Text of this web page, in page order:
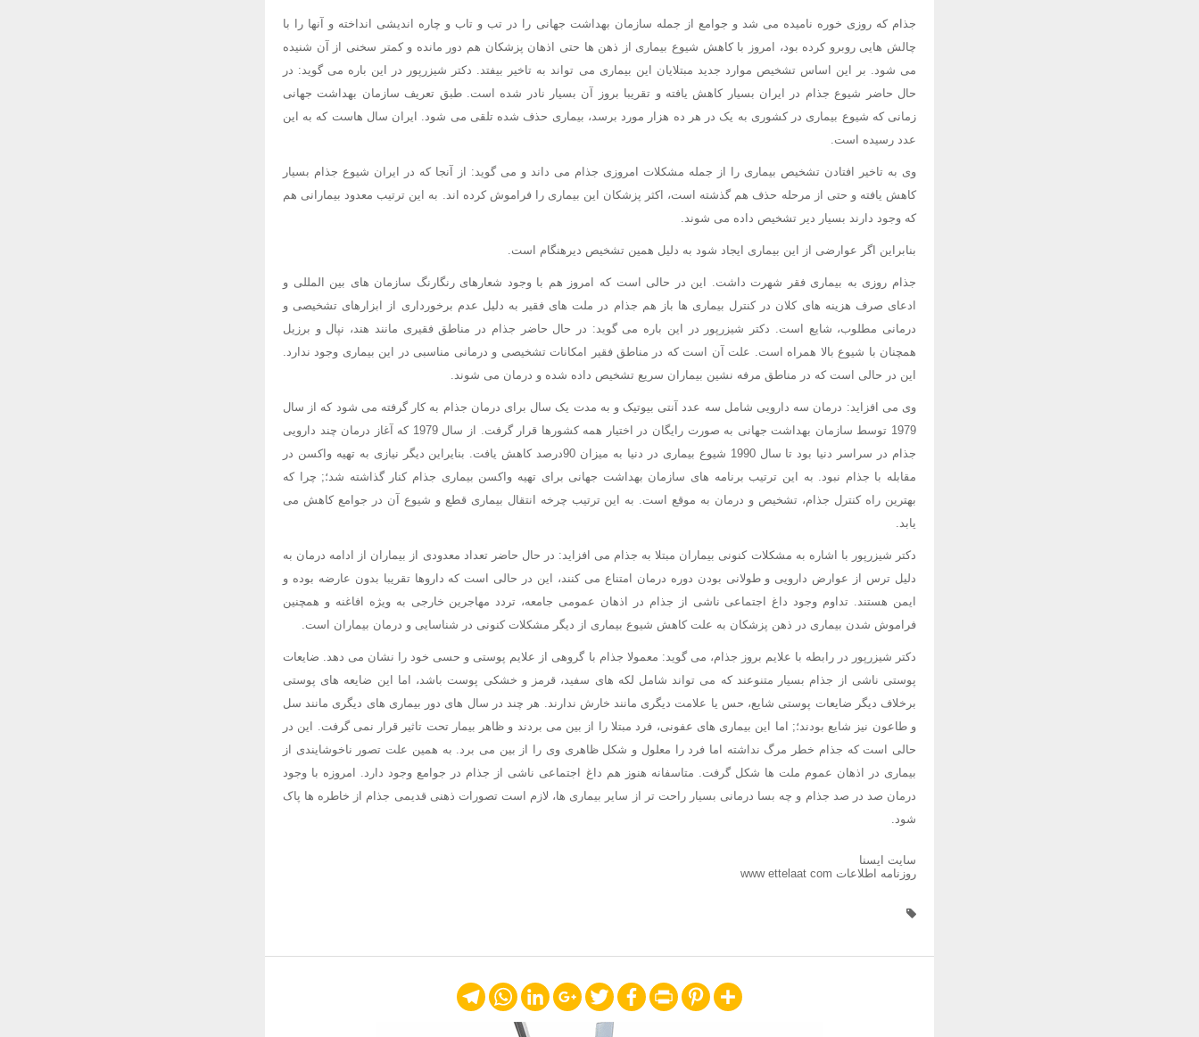
جذام که روزی خوره نامیده می شد و جوامع از جمله سازمان بهداشت جهانی را در تب و تاب و چاره اندیشی انداخته و آنها را با
چالش هایی روبرو کرده بود، امروز با کاهش شیوع بیماری از ذهن ها حتی اذهان پزشکان هم دور مانده و کمتر سخنی از آن شنیده
می شود. بر این اساس تشخیص موارد جدید مبتلایان این بیماری می تواند به تاخیر بیفتد. دکتر شیزرپور در این باره می گوید: در
حال حاضر شیوع جذام در ایران بسیار کاهش یافته و تقریبا بروز آن بسیار نادر شده است. طبق تعریف سازمان بهداشت جهانی
زمانی که شیوع بیماری در کشوری به یک در هر ده هزار مورد برسد، بیماری حذف شده تلقی می شود. ایران سال هاست که به این
عدد رسیده است.
وی به تاخیر افتادن تشخیص بیماری را از جمله مشکلات امروزی جذام می داند و می گوید: از آنجا که در ایران شیوع جذام بسیار
کاهش یافته و حتی از مرحله حذف هم گذشته است، اکثر پزشکان این بیماری را فراموش کرده اند. به این ترتیب معدود بیمارانی هم
که وجود دارند بسیار دیر تشخیص داده می شوند.
بنابراین اگر عوارضی از این بیماری ایجاد شود به دلیل همین تشخیص دیرهنگام است.
جذام روزی به بیماری فقر شهرت داشت. این در حالی است که امروز هم با وجود شعارهای رنگارنگ سازمان های بین المللی و
ادعای صرف هزینه های کلان در کنترل بیماری ها باز هم جذام در ملت های فقیر به دلیل عدم برخورداری از ابزارهای تشخیصی و
درمانی مطلوب، شایع است. دکتر شیزرپور در این باره می گوید: در حال حاضر جذام در مناطق فقیری مانند هند، نپال و برزیل
همچنان با شیوع بالا همراه است. علت آن است که در مناطق فقیر امکانات تشخیصی و درمانی مناسبی در این بیماری وجود ندارد.
این در حالی است که در مناطق مرفه نشین بیماران سریع تشخیص داده شده و درمان می شوند.
وی می افزاید: درمان سه دارویی شامل سه عدد آنتی بیوتیک و به مدت یک سال برای درمان جذام به کار گرفته می شود که از سال
1979 توسط سازمان بهداشت جهانی به صورت رایگان در اختیار همه کشورها قرار گرفت. از سال 1979 که آغاز درمان چند دارویی
جذام در سراسر دنیا بود تا سال 1990 شیوع بیماری در دنیا به میزان 90درصد کاهش یافت. بنایراین دیگر نیازی به تهیه واکسن در
مقابله با جذام نبود. به این ترتیب برنامه های سازمان بهداشت جهانی برای تهیه واکسن بیماری جذام کنار گذاشته شد؛; چرا که
بهترین راه کنترل جذام، تشخیص و درمان به موقع است. به این ترتیب چرخه انتقال بیماری قطع و شیوع آن در جوامع کاهش می
یابد.
دکتر شیزرپور با اشاره به مشکلات کنونی بیماران مبتلا به جذام می افزاید: در حال حاضر تعداد معدودی از بیماران از ادامه درمان به
دلیل ترس از عوارض دارویی و طولانی بودن دوره درمان امتناع می کنند، این در حالی است که داروها تقریبا بدون عارضه بوده و
ایمن هستند. تداوم وجود داغ اجتماعی ناشی از جذام در اذهان عمومی جامعه، تردد مهاجرین خارجی به ویژه افاغنه و همچنین
فراموش شدن بیماری در ذهن پزشکان به علت کاهش شیوع بیماری از دیگر مشکلات کنونی در شناسایی و درمان بیماران است.
دکتر شیزرپور در رابطه با علایم بروز جذام، می گوید: معمولا جذام با گروهی از علایم پوستی و حسی خود را نشان می دهد. ضایعات
پوستی ناشی از جذام بسیار متنوعند که می تواند شامل لکه های سفید، قرمز و خشکی پوست باشد، اما این ضایعه های پوستی
برخلاف دیگر ضایعات پوستی شایع، حس یا علامت دیگری مانند خارش ندارند. هر چند در سال های دور بیماری های دیگری مانند سل
و طاعون نیز شایع بودند؛; اما این بیماری های عفونی، فرد مبتلا را از بین می بردند و ظاهر بیمار تحت تاثیر قرار نمی گرفت. این در
حالی است که جذام خطر مرگ نداشته اما فرد را معلول و شکل ظاهری وی را از بین می برد. به همین علت تصور ناخوشایندی از
بیماری در اذهان عموم ملت ها شکل گرفت. متاسفانه هنوز هم داغ اجتماعی ناشی از جذام در جوامع وجود دارد. امروزه با وجود
درمان صد در صد جذام و چه بسا درمانی بسیار راحت تر از سایر بیماری ها، لازم است تصورات ذهنی قدیمی جذام از خاطره ها پاک
شود.
سایت ایسنا
روزنامه اطلاعات www ettelaat com
Share
Pinterest
Print
Facebook
Twitter
Google+
LinkedIn
WhatsApp
Telegram